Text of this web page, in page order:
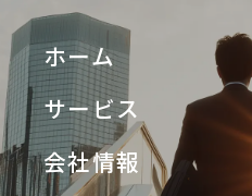
ホーム
サービス
会社情報